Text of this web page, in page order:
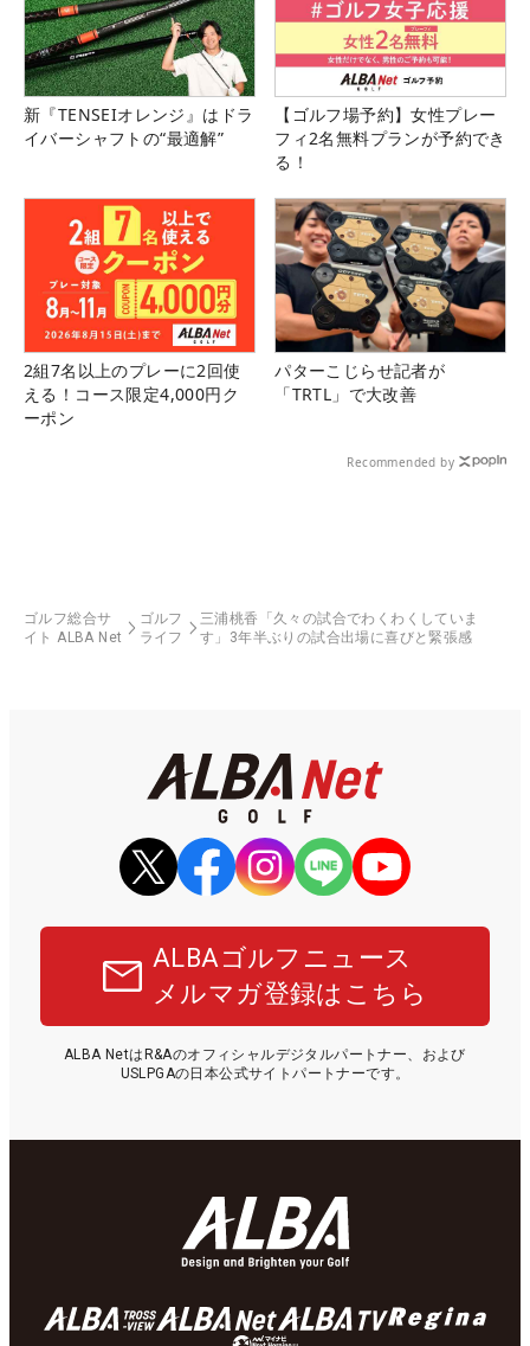
新『TENSEIオレンジ』はドラ
イバーシャフトの“最適解”
【ゴルフ場予約】女性プレー
フィ2名無料プランが予約でき
る！
2組7名以上のプレーに2回使
える！コース限定4,000円ク
ーポン
パターこじらせ記者が
「TRTL」で大改善
Recommended by
ゴルフ総合サ
イト ALBA Net
ゴルフ
ライフ
三浦桃香「久々の試合でわくわくしていま
す」3年半ぶりの試合出場に喜びと緊張感
ALBAゴルフニュース
メルマガ登録はこちら
ALBA NetはR&Aのオフィシャルデジタルパートナー、および
USLPGAの日本公式サイトパートナーです。